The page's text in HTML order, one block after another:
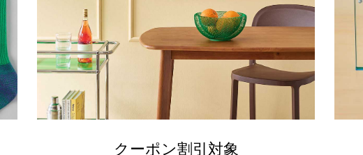
クーポン割引対象